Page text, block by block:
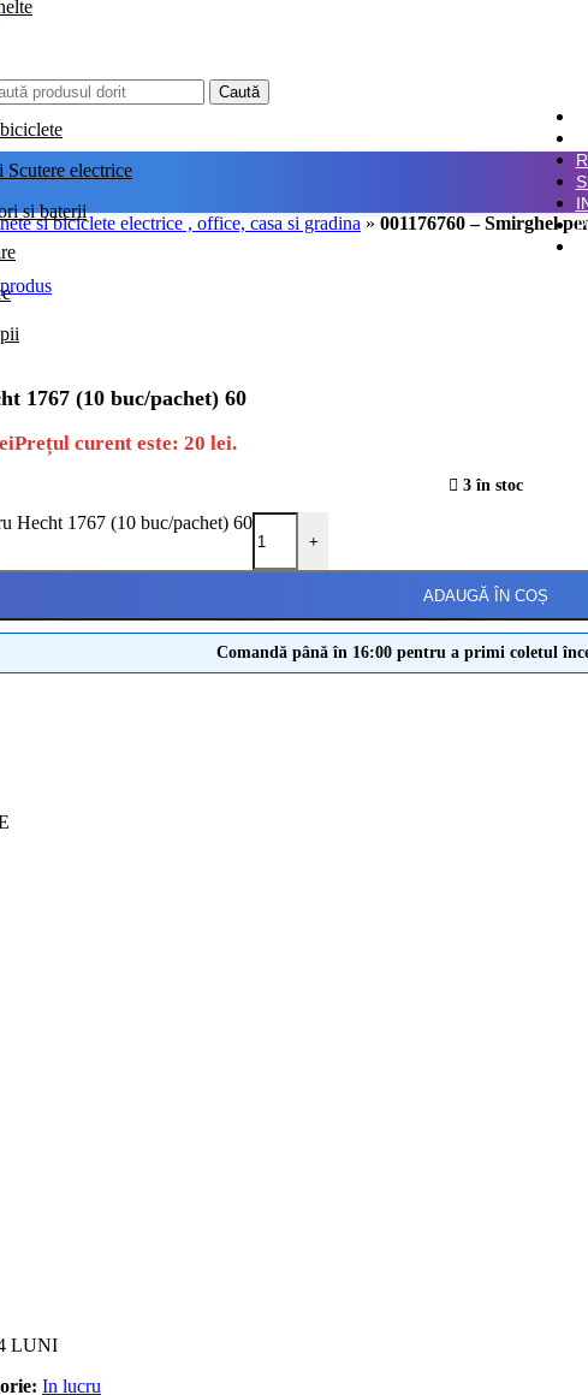
Caută
electrice
si baterii
si biciclete electrice , office, casa si gradina » 001176760 – Smirghel
1767 (10 buc/pachet) 60
Prețul curent este: 20 lei.
3 în stoc
Hecht 1767 (10 buc/pachet) 60
+
ADAUGĂ ÎN COȘ
Comandă până în 16:00 pentru a primi coletul
LUNI
In lucru